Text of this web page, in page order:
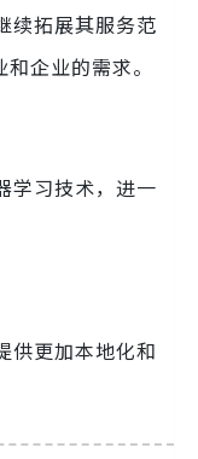
续拓展其服务范
企业的需求。
学习技术，进一
更加本地化和